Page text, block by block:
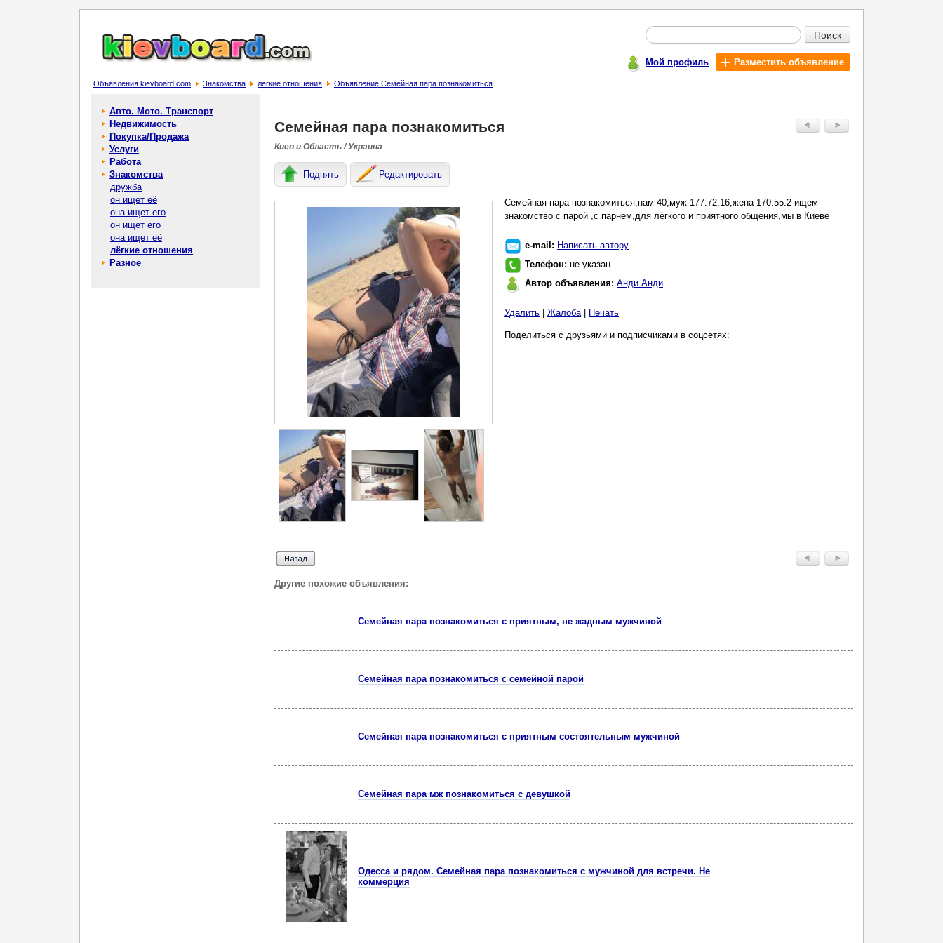
Поиск
Мой профиль Разместить объявление
Объявления kievboard.com Знакомства лёгкие отношения Объявление Семейная пара познакомиться
Авто. Мото. Транспорт
Недвижимость
Покупка/Продажа
Услуги
Работа
Знакомства
дружба
он ищет её
она ищет его
он ищет его
она ищет её
лёгкие отношения
Разное
Семейная пара познакомиться
Киев и Область / Украина
Поднять Редактировать
Семейная пара познакомиться,нам 40,муж 177.72.16,жена 170.55.2 ищем
знакомство с парой ,с парнем,для лёгкого и приятного общения,мы в Киеве
e-mail: Написать автору
Телефон: не указан
Автор объявления: Анди Анди
Удалить Жалоба| Печать
Поделиться с друзьями и подписчиками в соцсетях:
Другие похожие объявления:
Семейная пара познакомиться с приятным, не жадным мужчиной
Семейная пара познакомиться с семейной парой
Семейная пара познакомиться с приятным состоятельным мужчиной
Семейная пара мж познакомиться с девушкой
Одесса и рядом. Семейная пара познакомиться с мужчиной для встречи. Не
коммерция